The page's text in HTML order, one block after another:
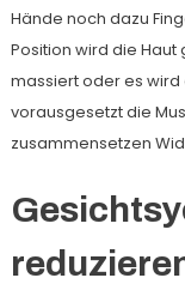
Hände noch dazu
Position wird die
massiert oder es
vorausgesetzt die
zusammensetzen